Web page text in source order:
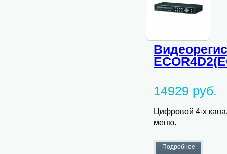
14929 руб.
Цифровой 4-х
меню.